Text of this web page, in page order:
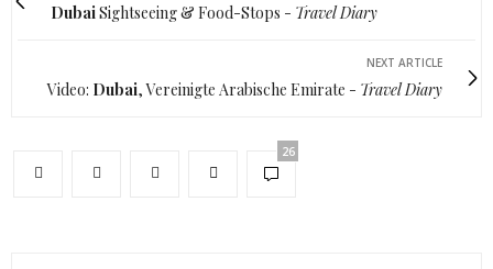
DubaiSightseeing & Food-Stops - Travel Diary
NEXT ARTICLE
Video: Dubai, Vereinigte Arabische Emirate - Travel Diary
26